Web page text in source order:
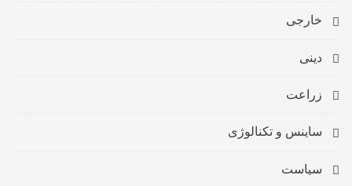
خارجی
دینی
زراعت
ساینس و تکنالوژی
سیاست